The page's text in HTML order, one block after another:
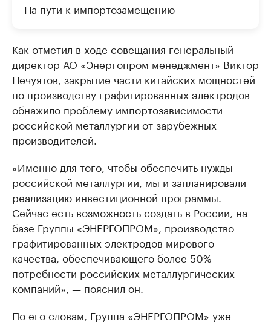
На пути к импортозамещению
Как отметил в ходе совещания генеральный
директор АО «Энергопром менеджмент» Виктор
Нечуятов, закрытие части китайских мощностей
по производству графитированных электродов
обнажило проблему импортозависимости
российской металлургии от зарубежных
производителей.
«Именно для того, чтобы обеспечить нужды
российской металлургии, мы и запланировали
реализацию инвестиционной программы.
Сейчас есть возможность создать в России, на
базе Группы «ЭНЕРГОПРОМ», производство
графитированных электродов мирового
качества, обеспечивающего более 50%
потребности российских металлургических
компаний», — пояснил он.
По его словам, Группа «ЭНЕРГОПРОМ» уже